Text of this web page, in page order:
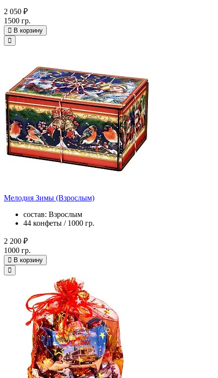
2 050 ₽
1500 гр.
В корзину
Мелодия Зимы (Взрослым)
состав: Взрослым
44 конфеты / 1000 гр.
2 200 ₽
1000 гр.
В корзину